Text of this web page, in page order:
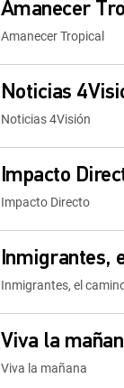
Amanecer
Amanecer Tropical
Noticias
Noticias 4Visión
Impacto
Impacto Directo
Inmigrantes,
Inmigrantes, el
Viva la
Viva la mañana